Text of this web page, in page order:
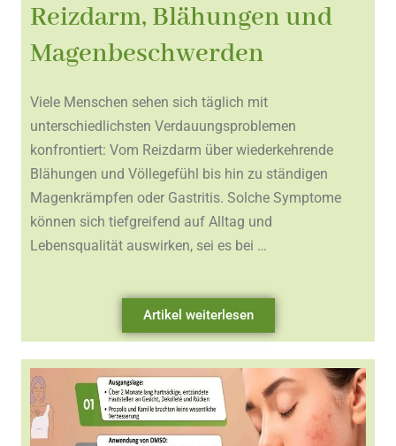
Reizdarm, Blähungen und
Magenbeschwerden
Viele Menschen sehen sich täglich mit
unterschiedlichsten Verdauungsproblemen
konfrontiert: Vom Reizdarm über wiederkehrende
Blähungen und Völlegefühl bis hin zu ständigen
Magenkrämpfen oder Gastritis. Solche Symptome
können sich tiefgreifend auf Alltag und
Lebensqualität auswirken, sei es bei …
Artikel weiterlesen